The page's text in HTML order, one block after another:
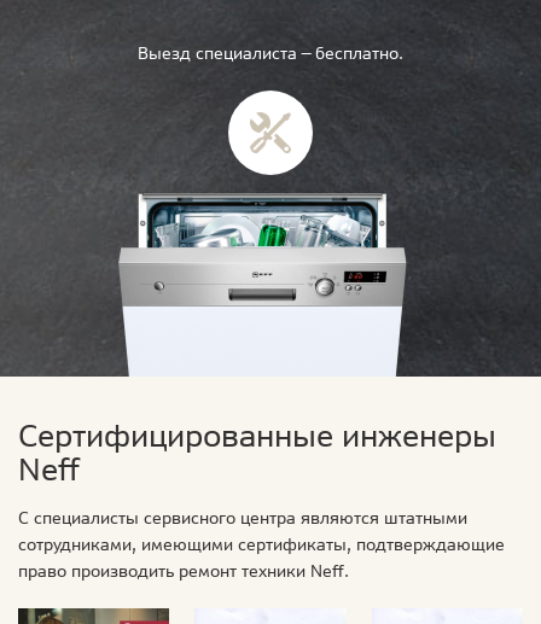
Выезд специалиста — бесплатно.
Сертифицированные инженеры
Neff
С специалисты сервисного центра являются штатными
сотрудниками, имеющими сертификаты, подтверждающие
право производить ремонт техники Neff.